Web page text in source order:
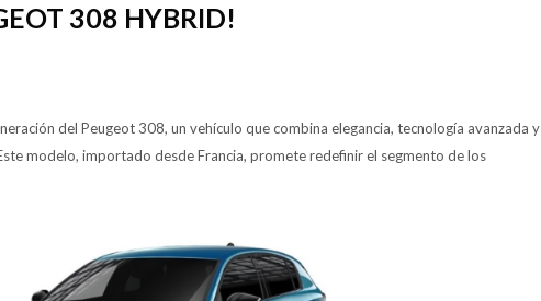
308 HYBRID!
del Peugeot 308, un vehículo que combina elegancia, tecnología avanzada y
modelo, importado desde Francia, promete redefinir el segmento de los